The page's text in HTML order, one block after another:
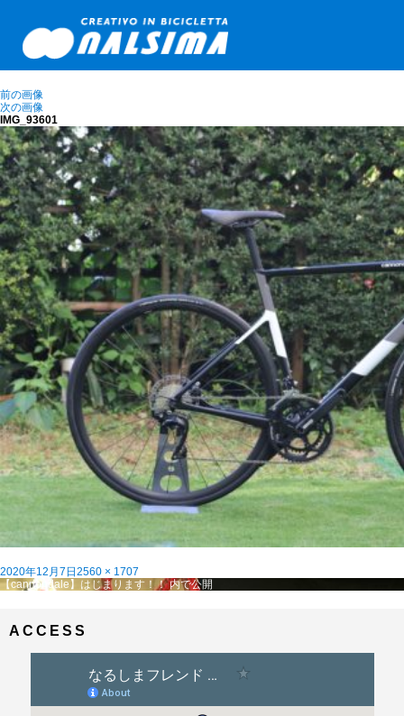
前の画像
次の画像
IMG_93601
投
稿
2020年12月7日 フ
ル
2560 × 1707
投
ゲ
【cannondale】はじまります！！ 内で公開
ACCESS